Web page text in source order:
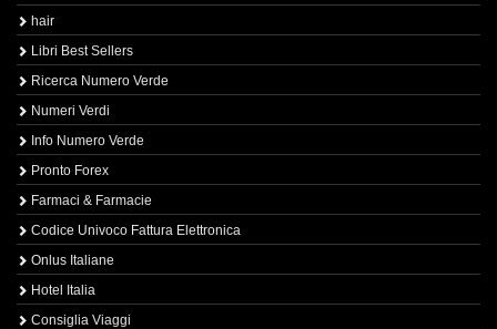
hair
Libri Best Sellers
Ricerca Numero Verde
Numeri Verdi
Info Numero Verde
Pronto Forex
Farmaci & Farmacie
Codice Univoco Fattura Elettronica
Onlus Italiane
Hotel Italia
Consiglia Viaggi